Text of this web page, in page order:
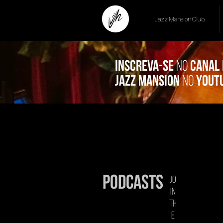
Jazz Mansion Club
inscreva-senocanal
jazz mansionno
jo
in
th
e
podcasts